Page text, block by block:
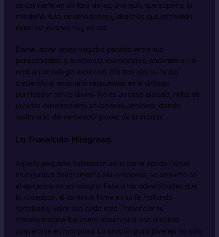
se convierte en un faro de luz, una guía que soporta la
montaña rusa de emociones y desafíos que enfrentan
nuestros jóvenes hoy en día.
Daniel, quien antes vagaba perdido entre sus
pensamientos y cuestiones existenciales, encontró en la
oración un refugio espiritual. Día tras día, su fe iba
creciendo al encontrar respuestas en el diálogo
purificador con lo divino. No es un caso aislado, miles de
jóvenes experimentan situaciones similares, dando
testimonio del renovador poder de la oración.
La Transición Milagrosa
Aquella pequeña habitación en la sierra donde Daniel
murmuraba devotamente sus oraciones, se convirtió en
el epicentro de un milagro. Pese a las adversidades que
lo rodeaban, él continuó firme en su fe, hallando
fortaleza y valor con cada rezo. Presenciar su
transformación fue como observar a una crisálida
convertirse en mariposa. La oración para jóvenes no solo